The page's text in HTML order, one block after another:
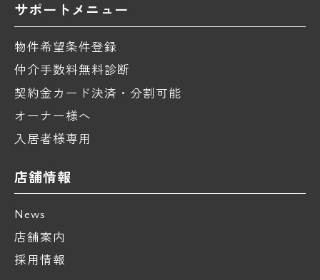
サポートメニュー
物件希望条件登録
仲介手数料無料診断
契約金カード決済・分割可能
オーナー様へ
入居者様専用
店舗情報
News
店舗案内
採用情報